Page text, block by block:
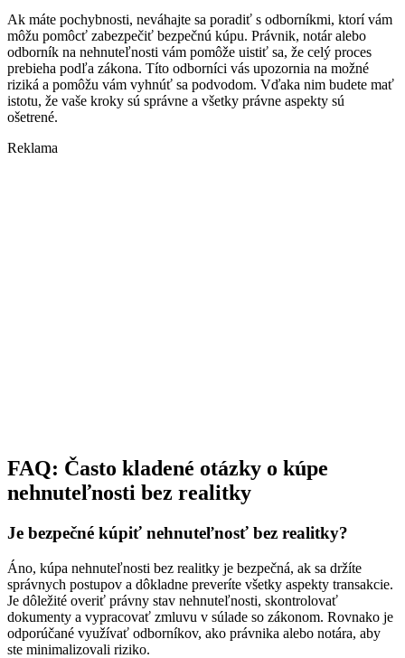
Ak máte pochybnosti, neváhajte sa poradiť s odborníkmi, ktorí vám
môžu pomôcť zabezpečiť bezpečnú kúpu. Právnik, notár alebo
odborník na nehnuteľnosti vám pomôže uistiť sa, že celý proces
prebieha podľa zákona. Títo odborníci vás upozornia na možné
riziká a pomôžu vám vyhnúť sa podvodom. Vďaka nim budete mať
istotu, že vaše kroky sú správne a všetky právne aspekty sú
ošetrené.
Reklama
FAQ: Často kladené otázky o kúpe
nehnuteľnosti bez realitky
Je bezpečné kúpiť nehnuteľnosť bez realitky?
Áno, kúpa nehnuteľnosti bez realitky je bezpečná, ak sa držíte
správnych postupov a dôkladne preveríte všetky aspekty transakcie.
Je dôležité overiť právny stav nehnuteľnosti, skontrolovať
dokumenty a vypracovať zmluvu v súlade so zákonom. Rovnako je
odporúčané využívať odborníkov, ako právnika alebo notára, aby
ste minimalizovali riziko.